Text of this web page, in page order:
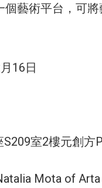
藝術平台，可
16日
室2樓元創方
Mota of